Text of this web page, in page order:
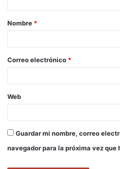
a
r
*
Nombre *
Correo electrónico *
Web
Guardar mi nombre, correo
navegador para la próxima vez que